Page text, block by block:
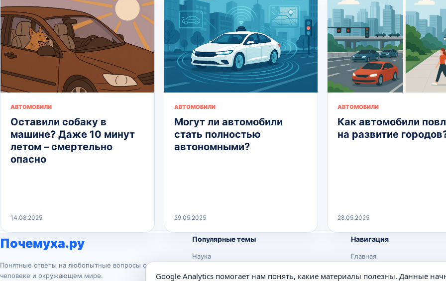
АВТОМОБИЛИ
Оставили собаку в
машине? Даже 10 минут
летом – смертельно
опасно
14.08.2025
АВТОМОБИЛИ
Могут ли автомобили
стать полностью
автономными?
29.05.2025
АВТОМОБИЛИ
Как автомобили
на развитие
28.05.2025
Почемуха.ру
Понятные ответы на любопытные вопросы о
человеке и окружающем мире.
Популярные темы
Наука
Навигация
Главная
Google Analytics помогает нам понять, какие материалы полезны. Данные